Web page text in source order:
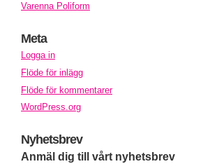
Varenna Poliform
Meta
Logga in
Flöde för inlägg
Flöde för kommentarer
WordPress.org
Nyhetsbrev
Anmäl dig till vårt nyhetsbrev